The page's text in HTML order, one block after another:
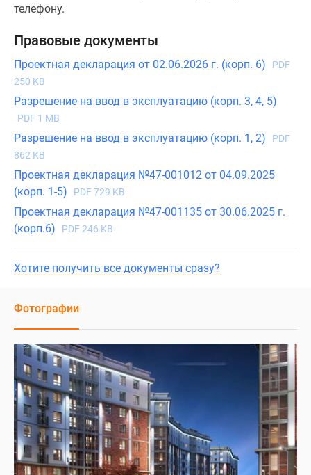
телефону.
Правовые документы
Проектная декларация от 02.06.2026 г. (корп. 6)
PDF
250 KB
Разрешение на ввод в эксплуатацию (корп. 3, 4, 5)
PDF 1 MB
Разрешение на ввод в эксплуатацию (корп. 1, 2)
PDF
862 KB
Проектная декларация №47-001012 от 04.09.2025
(корп. 1-5)
PDF 729 KB
Проектная декларация №47-001135 от 30.06.2025 г.
(корп.6)
PDF 246 KB
Хотите получить все документы сразу?
Фотографии